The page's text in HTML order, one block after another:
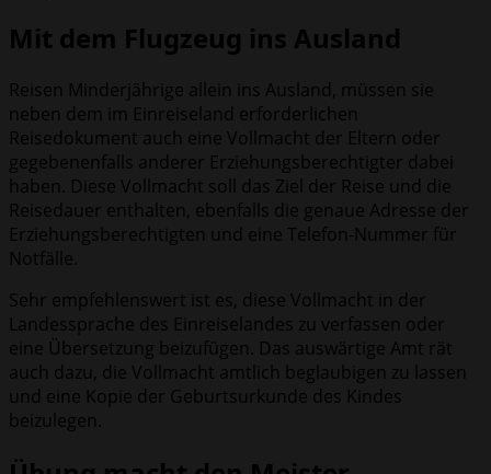
Mit dem Flugzeug ins Ausland
Reisen Minderjährige allein ins Ausland, müssen sie
neben dem im Einreiseland erforderlichen
Reisedokument auch eine Vollmacht der Eltern oder
gegebenenfalls anderer Erziehungsberechtigter dabei
haben. Diese Vollmacht soll das Ziel der Reise und die
Reisedauer enthalten, ebenfalls die genaue Adresse der
Erziehungsberechtigten und eine Telefon-Nummer für
Notfälle.
Sehr empfehlenswert ist es, diese Vollmacht in der
Landessprache des Einreiselandes zu verfassen oder
eine Übersetzung beizufügen. Das auswärtige Amt rät
auch dazu, die Vollmacht amtlich beglaubigen zu lassen
und eine Kopie der Geburtsurkunde des Kindes
beizulegen.